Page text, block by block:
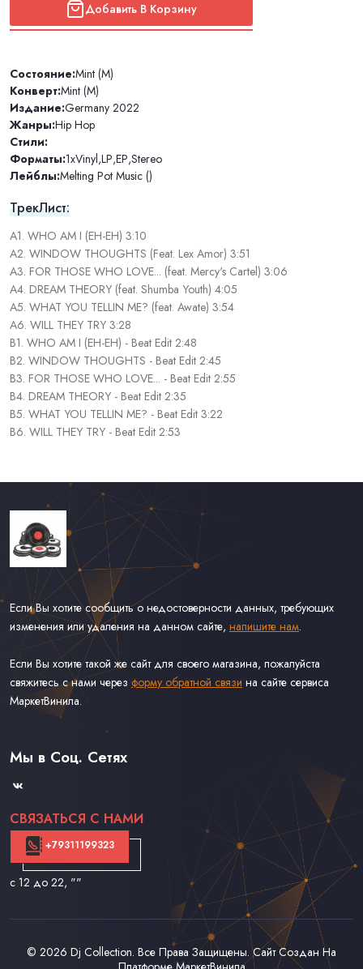
Добавить В Корзину
Состояние:Mint (M)
Конверт:Mint (M)
Издание:Germany 2022
Жанры:Hip Hop
Стили:
Форматы:1xVinyl,LP,EP,Stereo
Лейблы:Melting Pot Music ()
ТрекЛист:
A1. WHO AM I (EH-EH) 3:10
A2. WINDOW THOUGHTS (Feat. Lex Amor) 3:51
A3. FOR THOSE WHO LOVE... (feat. Mercy's Cartel) 3:06
A4. DREAM THEORY (feat. Shumba Youth) 4:05
A5. WHAT YOU TELLIN ME? (feat. Awate) 3:54
A6. WILL THEY TRY 3:28
B1. WHO AM I (EH-EH) - Beat Edit 2:48
B2. WINDOW THOUGHTS - Beat Edit 2:45
B3. FOR THOSE WHO LOVE... - Beat Edit 2:55
B4. DREAM THEORY - Beat Edit 2:35
B5. WHAT YOU TELLIN ME? - Beat Edit 3:22
B6. WILL THEY TRY - Beat Edit 2:53
Если Вы хотите сообщить о недостоверности данных, требующих
изменения или удаления на данном сайте, напишите нам.
Если Вы хотите такой же сайт для своего магазина, пожалуйста
свяжитесь с нами через форму обратной связи на сайте сервиса
МаркетВинила.
Каталог Винила, CD и Кассет
Доставка и Оплата
Мы в Соц. Сетях
СВЯЗАТЬСЯ С НАМИ
+79311199323
с 12 до 22, ""
© 2026 Dj Collection. Все Права Защищены. Сайт Создан На